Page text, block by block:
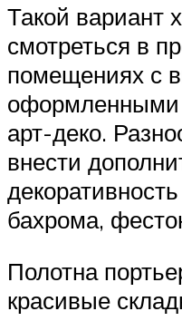
Такой вариант
смотреться в
помещениях с
оформленными
арт-деко.
внести
бахрома,
Полотна
красивые